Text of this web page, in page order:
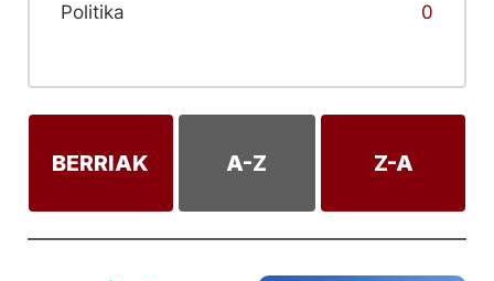
Politika 0
BERRIAK A-Z Z-A